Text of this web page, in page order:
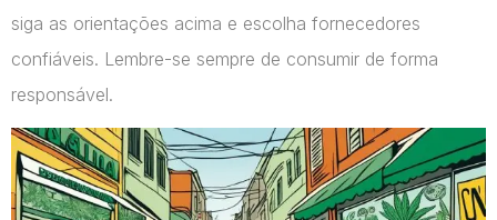
siga as orientações acima e escolha fornecedores
confiáveis. Lembre-se sempre de consumir de forma
responsável.